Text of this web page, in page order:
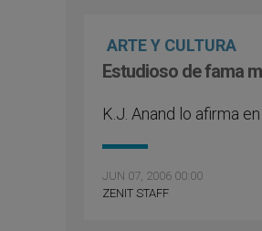
ARTE Y CULTURA
Estudioso de fama
K.J. Anand lo afirma
JUN 07, 2006 00:00
ZENIT STAFF